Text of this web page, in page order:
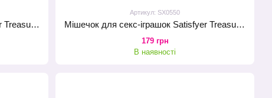
Мішечок для секс-іграшок Satisfyer Treasure Bag L, чорний, на шнурку
Артикул: SX0550
Мішечок для секс-іграшок Satisfyer Treasure Bag L, фіолетовий, на шнурку
179 грн
В наявності